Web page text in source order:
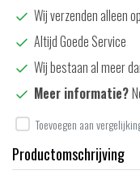
Wij verzenden alleen
Altijd Goede Service
Wij bestaan al meer
Meer informatie?
Toevoegen aan
Productomschrijving